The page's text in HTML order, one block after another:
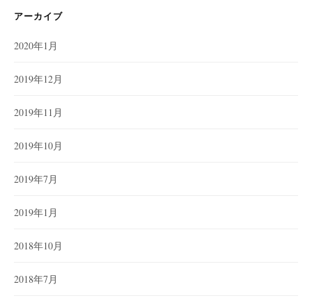
アーカイブ
2020年1月
2019年12月
2019年11月
2019年10月
2019年7月
2019年1月
2018年10月
2018年7月